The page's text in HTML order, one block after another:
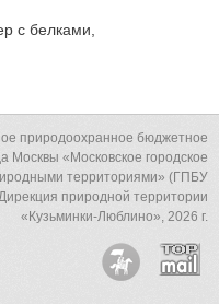
с белками,
природоохранное бюджетное
Москвы «Московское городское
территориями» (ГПБУ
природной территории
«Кузьминки-Люблино», 2026 г.